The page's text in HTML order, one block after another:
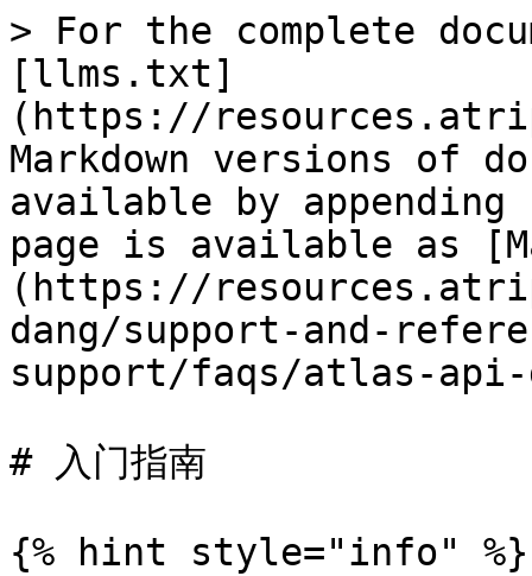
> For the complete
[llms.txt]
(https://
Markdown versions of
available by
page is available as
(https://
dang/support-and-
support/faqs/atlas-
# 入门指南
{% hint style="info" %}